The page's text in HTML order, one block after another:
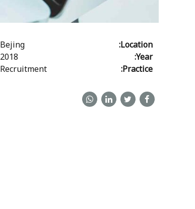
Location:
Bejing
Year:
2018
Practice:
Recruitment